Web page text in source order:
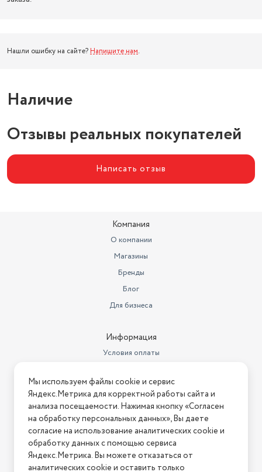
Нашли ошибку на сайте? Напишите нам.
Наличие
Отзывы реальных покупателей
Написать отзыв
Компания
О компании
Магазины
Бренды
Блог
Для бизнеса
Информация
Условия оплаты
Условия возврата
Нашли ошибку на сайте? Напишите нам
2026 © Интернет-магазин "АстМаркет". У нас есть всё!
Политика конфиденциальности
Мы используем файлы cookie и сервис
Яндекс.Метрика для корректной работы сайта и
анализа посещаемости. Нажимая кнопку «Согласен
на обработку персональных данных», Вы даете
согласие на использование аналитических cookie и
обработку данных с помощью сервиса
Яндекс.Метрика. Вы можете отказаться от
аналитических cookie и оставить только